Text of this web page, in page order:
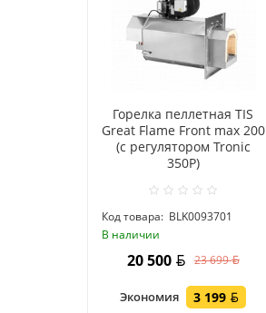
Горелка пеллетная TIS
Great Flame Front max 200
(c регулятором Tronic
350P)
Код товара: BLK0093701
В наличии
20 500 23 699
Экономия 3 199